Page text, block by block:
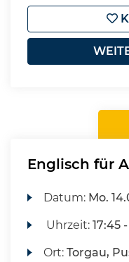
Englisch für
Datum: Mo.
Uhrzeit:17:45
Ort:Torgau,